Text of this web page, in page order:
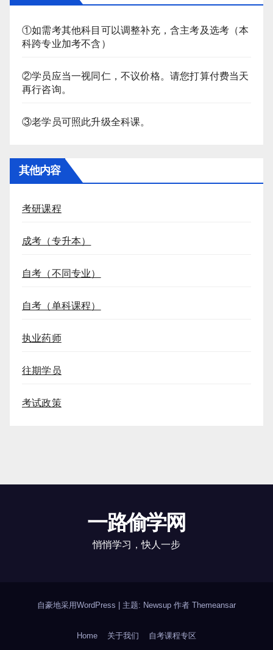
①如需考其他科目可以调整补充，含主考及选考（本
科跨专业加考不含）
②学员应当一视同仁，不议价格。请您打算付费当天
再行咨询。
③老学员可照此升级全科课。
其他内容
考研课程
成考（专升本）
自考（不同专业）
自考（单科课程）
执业药师
往期学员
考试政策
一路偷学网
悄悄学习，快人一步
自豪地采用WordPress 主题: Newsup 作者 Themeansar
Home 关于我们 自考课程专区